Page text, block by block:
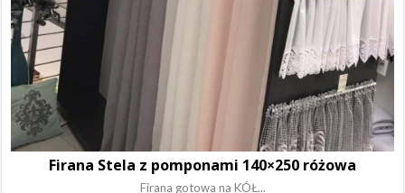
Firana Stela z pomponami 140×250 różowa
Firana gotowa na KÓŁ...